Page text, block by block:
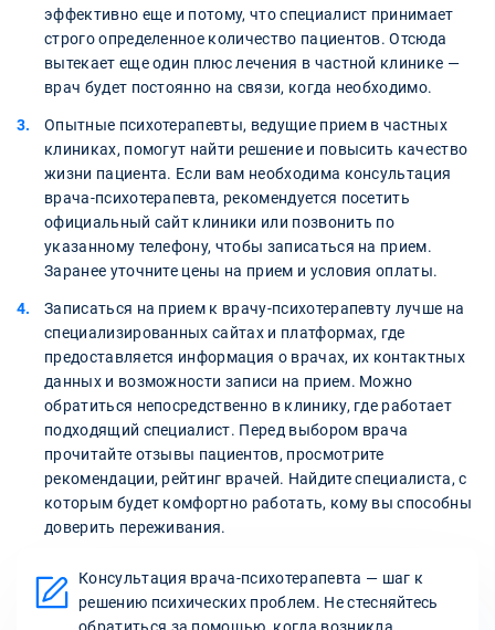
эффективно еще и потому, что специалист принимает
строго определенное количество пациентов. Отсюда
вытекает еще один плюс лечения в частной клинике —
врач будет постоянно на связи, когда необходимо.
Опытные психотерапевты, ведущие прием в частных
клиниках, помогут найти решение и повысить качество
жизни пациента. Если вам необходима консультация
врача-психотерапевта, рекомендуется посетить
официальный сайт клиники или позвонить по
указанному телефону, чтобы записаться на прием.
Заранее уточните цены на прием и условия оплаты.
Записаться на прием к врачу-психотерапевту лучше на
специализированных сайтах и платформах, где
предоставляется информация о врачах, их контактных
данных и возможности записи на прием. Можно
обратиться непосредственно в клинику, где работает
подходящий специалист. Перед выбором врача
прочитайте отзывы пациентов, просмотрите
рекомендации, рейтинг врачей. Найдите специалиста, с
которым будет комфортно работать, кому вы способны
доверить переживания.
Консультация врача-психотерапевта — шаг к
решению психических проблем. Не стесняйтесь